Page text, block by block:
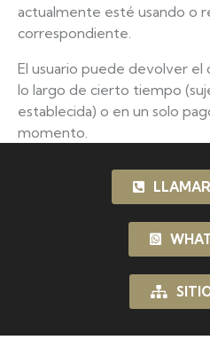
actualmente esté usando o
correspondiente.
El usuario puede devolver el
lo largo de cierto tiempo
establecida) o en un solo
momento.